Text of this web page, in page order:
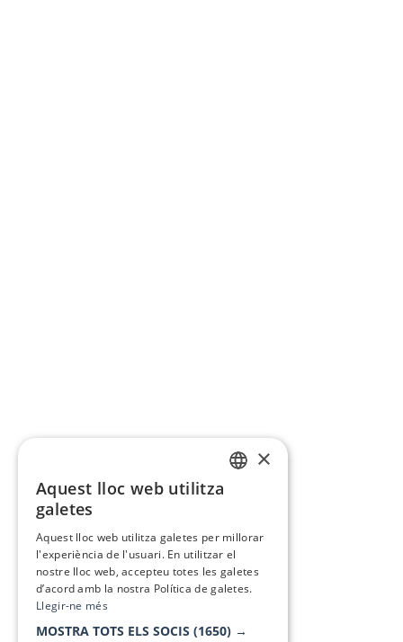
×
Aquest lloc web utilitza
galetes
Aquest lloc web utilitza galetes per millorar
l'experiència de l'usuari. En utilitzar el
nostre lloc web, accepteu totes les galetes
d’acord amb la nostra Política de galetes.
Llegir-ne més
MOSTRA TOTS ELS SOCIS (1650) →